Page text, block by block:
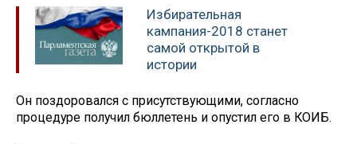
Избирательная
кампания-2018 станет
самой открытой в
истории
Он поздоровался с присутствующими, согласно
процедуре получил бюллетень и опустил его в КОИБ.